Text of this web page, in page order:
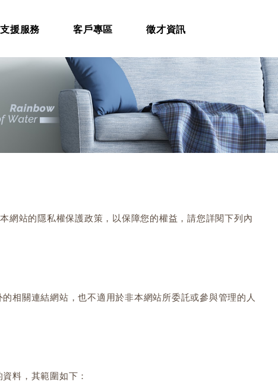
支援服務 客戶專區 徵才資訊
網站的隱私權保護政策，以保障您的權益，請您詳閱下列內
相關連結網站，也不適用於非本網站所委託或參與管理的人
料，其範圍如下：